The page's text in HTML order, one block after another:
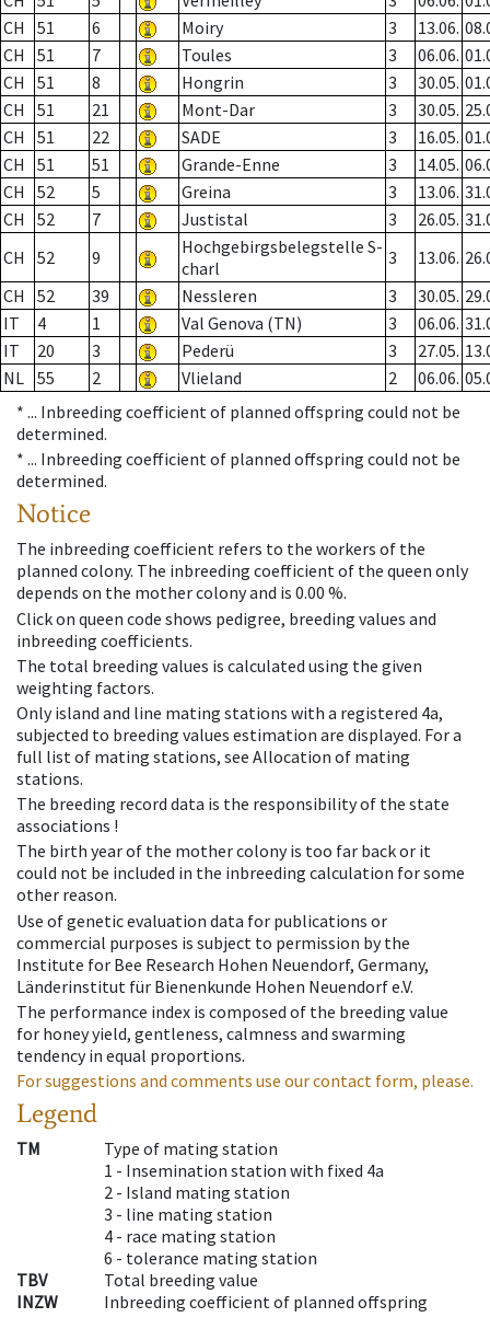
CH
51 6 Moiry 3 13.06.
CH
51 7 Toules 3 06.06.
CH
51 8 Hongrin 3 30.05.
CH
51 21 Mont-Dar 3 30.05.
CH
51 22 SADE 3 16.05.
CH
51 51 Grande-Enne 3 14.05.
CH
52 5 Greina 3 13.06.
CH
52 7 Justistal 3 26.05.
CH
52 9
Hochgebirgsbelegstelle S-
charl
3 13.06.
CH
52 39 Nessleren 3 30.05.
IT
4 1 Val Genova (TN) 3 06.06.
IT
20 3 Pederü 3 27.05.
NL 55 2 Vlieland 2 06.06.
* ... Inbreeding coefficient of planned offspring could not be
determined.
* ... Inbreeding coefficient of planned offspring could not be
determined.
Notice
The inbreeding coefficient refers to the workers of the
planned colony. The inbreeding coefficient of the queen only
depends on the mother colony and is 0.00 %.
Click on queen code shows pedigree, breeding values and
inbreeding coefficients.
The total breeding values is calculated using the given
weighting factors.
Only island and line mating stations with a registered 4a,
subjected to breeding values estimation are displayed. For a
full list of mating stations, see Allocation of mating
stations.
The breeding record data is the responsibility of the state
associations !
The birth year of the mother colony is too far back or it
could not be included in the inbreeding calculation for some
other reason.
Use of genetic evaluation data for publications or
commercial purposes is subject to permission by the
Institute for Bee Research Hohen Neuendorf, Germany,
Länderinstitut für Bienenkunde Hohen Neuendorf e.V.
The performance index is composed of the breeding value
for honey yield, gentleness, calmness and swarming
tendency in equal proportions.
For suggestions and comments use our contact form, please.
Legend
TM
Type of mating station
1 - Insemination station with fixed 4a
2 - Island mating station
3 - line mating station
4 - race mating station
6 - tolerance mating station
TBV
Total breeding value
INZW
Inbreeding coefficient of planned offspring